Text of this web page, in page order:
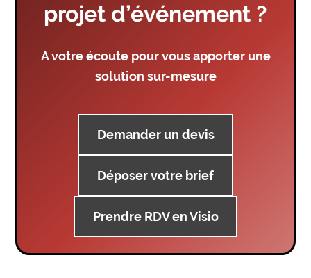
projet d’événement ?
A votre écoute pour vous apporter une
solution sur-mesure
Demander un devis
Déposer votre brief
Prendre RDV en Visio